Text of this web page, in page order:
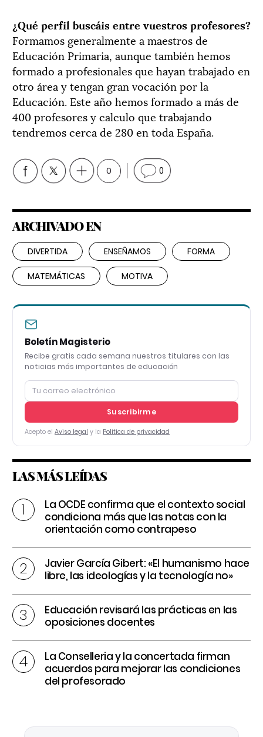
¿Qué perfil buscáis entre vuestros profesores?
Formamos generalmente a maestros de
Educación Primaria, aunque también hemos
formado a profesionales que hayan trabajado en
otro área y tengan gran vocación por la
Educación. Este año hemos formado a más de
400 profesores y calculo que trabajando
tendremos cerca de 280 en toda España.
0 0
ARCHIVADO EN
DIVERTIDA ENSEÑAMOS FORMA
MATEMÁTICAS MOTIVA
Boletín Magisterio
Recibe gratis cada semana nuestros titulares con las
noticias más importantes de educación
Suscribirme
Acepto el Aviso legal y la Política de privacidad
LAS MÁS LEÍDAS
La OCDE confirma que el contexto social
condiciona más que las notas con la
orientación como contrapeso
Javier García Gibert: «El humanismo hace
libre, las ideologías y la tecnología no»
Educación revisará las prácticas en las
oposiciones docentes
La Conselleria y la concertada firman
acuerdos para mejorar las condiciones
del profesorado